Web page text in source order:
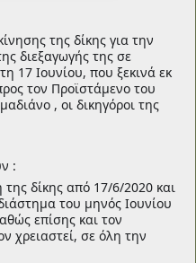
της δίκης για την
διεξαγωγής της σε
17 Ιουνίου, που ξεκινά εκ
τον Προϊστάμενο του
, οι δικηγόροι της
:
δίκης από 17/6/2020 και
του μηνός Ιουνίου
ς επίσης και τον
χρειαστεί, σε όλη την